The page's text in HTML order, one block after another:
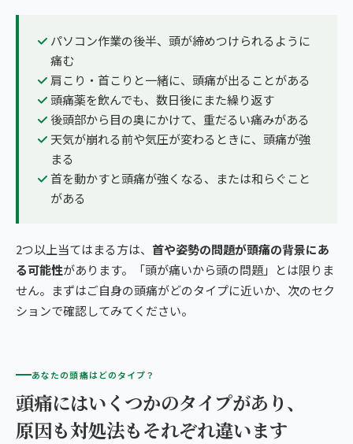
パソコン作業の後半、頭が締めつけられるように
痛む
肩こり・首こりと一緒に、頭痛が出ることがある
頭痛薬を飲んでも、数日後にまた繰り返す
後頭部から目の奥にかけて、重だるい痛みがある
天気が崩れる前や気圧が変わるときに、頭痛が強
まる
首を動かすと頭痛が強くなる、または和らぐこと
がある
2つ以上当てはまる方は、 首や姿勢の問題が頭痛の背景にあ
る可能性があります。「頭が痛いから頭の問題」とは限りま
せん。まずはご自身の頭痛がどのタイプに近いか、次のセク
ションで確認してみてください。
あなたの頭痛はどのタイプ？
頭痛にはいくつかのタイプがあり、
原因も対処法もそれぞれ違います